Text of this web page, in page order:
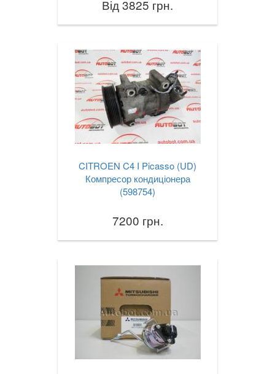
Від 3825 грн.
CITROEN C4 I Picasso (UD)
Компресор кондиціонера
(598754)
7200 грн.